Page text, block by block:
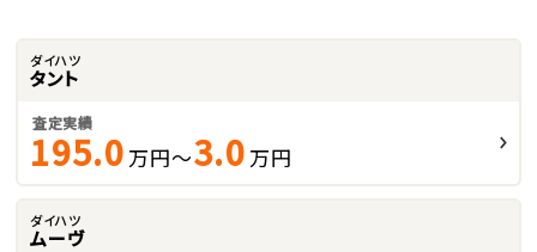
ダイハツ
タント
査定実績
195.0 万円～3.0 万円
ダイハツ
ムーヴ